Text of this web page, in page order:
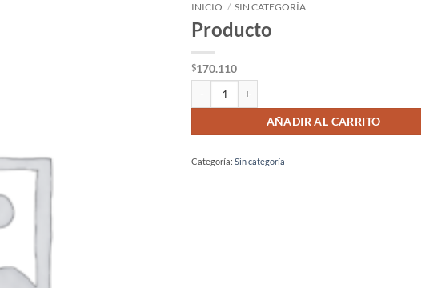
INICIO / SIN CATEGORÍA
Producto
$170.110
AÑADIR AL CARRITO
Categoría: Sin categoría